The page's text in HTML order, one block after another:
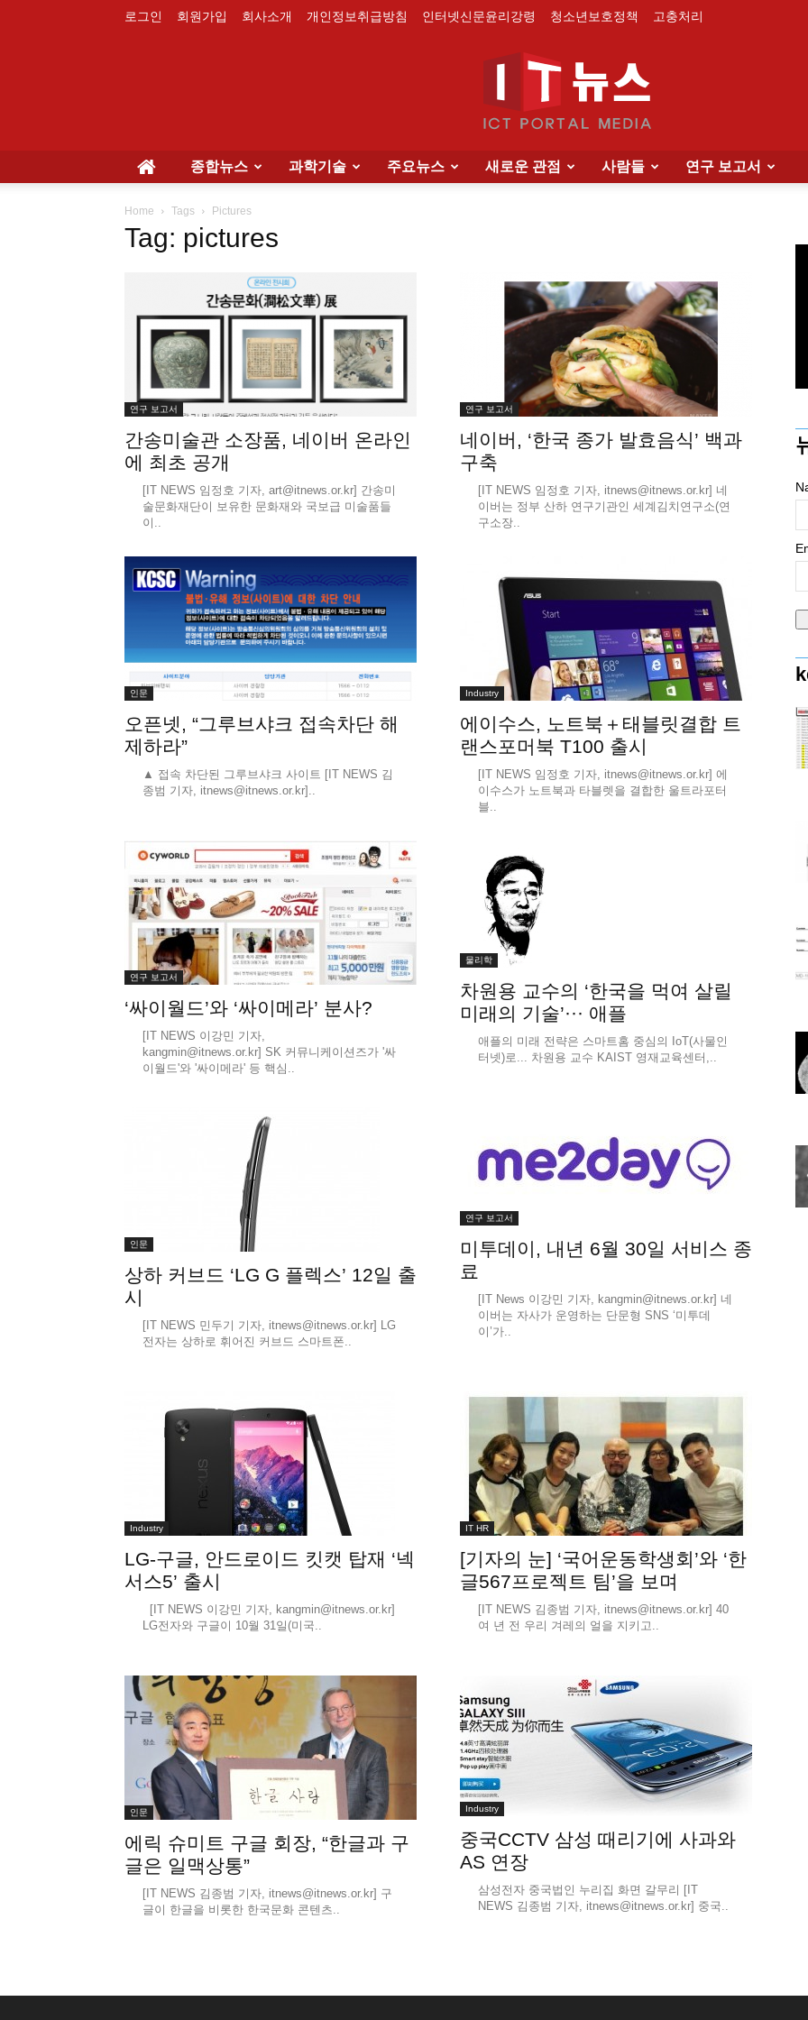
로그인 회원가입 회사소개 개인정보취급방침 인터넷신문윤리강령 청소년보호정책 고충처리
News
종합뉴스 과학기술 주요뉴스 새로운 관점 사람들 연구 보고서
Home Tags Pictures
Tag: pictures
연구 보고서
간송미술관 소장품, 네이버 온라인
에 최초 공개
[IT NEWS 임정호 기자, art@itnews.or.kr] 간송미
술문화재단이 보유한 문화재와 국보급 미술품들
이..
연구 보고서
네이버, ‘한국 종가 발효음식’ 백과
구축
[IT NEWS 임정호 기자, itnews@itnews.or.kr] 네
이버는 정부 산하 연구기관인 세계김치연구소(연
구소장..
인문
오픈넷, “그루브샤크 접속차단 해
제하라”
▲ 접속 차단된 그루브샤크 사이트 [IT NEWS 김
종범 기자, itnews@itnews.or.kr]..
Industry
에이수스, 노트북＋태블릿결합 트
랜스포머북 T100 출시
[IT NEWS 임정호 기자, itnews@itnews.or.kr] 에
이수스가 노트북과 타블렛을 결합한 울트라포터
블..
연구 보고서
‘싸이월드’와 ‘싸이메라’ 분사?
[IT NEWS 이강민 기자,
kangmin@itnews.or.kr] SK 커뮤니케이션즈가 '싸
이월드'와 '싸이메라' 등 핵심..
물리학
차원용 교수의 ‘한국을 먹여 살릴
미래의 기술’··· 애플
애플의 미래 전략은 스마트홈 중심의 IoT(사물인
터넷)로... 차원용 교수 KAIST 영재교육센터,..
인문
상하 커브드 ‘LG G 플렉스’ 12일 출
시
[IT NEWS 민두기 기자, itnews@itnews.or.kr] LG
전자는 상하로 휘어진 커브드 스마트폰..
연구 보고서
미투데이, 내년 6월 30일 서비스 종
료
[IT News 이강민 기자, kangmin@itnews.or.kr] 네
이버는 자사가 운영하는 단문형 SNS ‘미투데
이’가..
Industry
LG-구글, 안드로이드 킷캣 탑재 ‘넥
서스5’ 출시
[IT NEWS 이강민 기자, kangmin@itnews.or.kr]
LG전자와 구글이 10월 31일(미국..
IT HR
[기자의 눈] ‘국어운동학생회’와 ‘한
글567프로젝트 팀’을 보며
[IT NEWS 김종범 기자, itnews@itnews.or.kr] 40
여 년 전 우리 겨레의 얼을 지키고..
인문
에릭 슈미트 구글 회장, “한글과 구
글은 일맥상통”
[IT NEWS 김종범 기자, itnews@itnews.or.kr] 구
글이 한글을 비롯한 한국문화 콘텐츠..
Industry
중국CCTV 삼성 때리기에 사과와
AS 연장
삼성전자 중국법인 누리집 화면 갈무리 [IT
NEWS 김종범 기자, itnews@itnews.or.kr] 중국..